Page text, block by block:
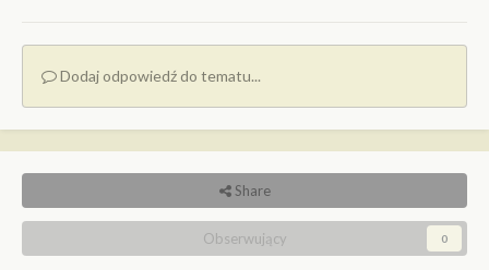
Dodaj odpowiedź do tematu...
Share
Obserwujący 0